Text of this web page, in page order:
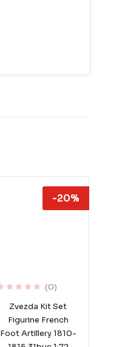
(0)
Zvezda Kit Set
Figurine French
Foot Artillery 1810-
-20%